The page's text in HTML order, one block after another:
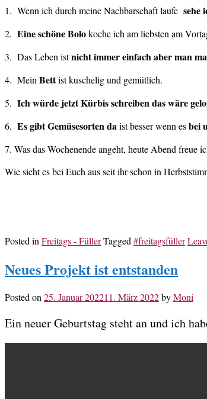
1. Wenn ich durch meine Nachbarschaft laufe sehe
2. Eine schöne Bolokoche ich am liebsten am
3. Das Leben istnicht immer einfach aber man
4. Mein Bettist kuschelig und gemütlich.
5. Ich würde jetzt Kürbis schreiben das wäre
6. Es gibt Gemüsesorten daist besser wenn esbei
7. Was das Wochenende angeht, heute Abend freue
Wie sieht es bei Euch aus seit ihr schon in
Posted in Freitags - FüllerTagged #freitagsfüller
Neues Projekt ist entstanden
Posted on25. Januar 202211. März 2022byMoni
Ein neuer Geburtstag steht an und ich